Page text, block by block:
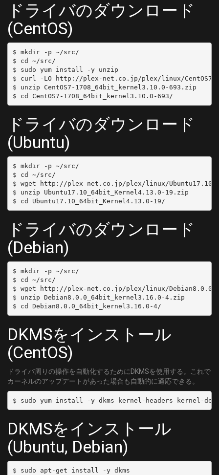
ドライバのダウンロード
(CentOS)
$ mkdir -p ~/src/
$ cd ~/src/
$ sudo yum install -y unzip
$ curl -LO http://plex-net.co.jp/plex/linux/CentOS7-
$ unzip CentOS7-1708_64bit_kernel3.10.0-693.zip
ドライバのダウンロード
(Ubuntu)
$ mkdir -p ~/src/
$ cd ~/src/
$ wget http://plex-net.co.jp/plex/linux/
$ unzip Ubuntu17.10_64bit_Kernel4.13.0-19.zip
ドライバのダウンロード
(Debian)
$ mkdir -p ~/src/
$ cd ~/src/
$ wget http://plex-net.co.jp/plex/linux/
$ unzip Debian8.0.0_64bit_kernel3.16.0-4.zip
DKMSをインストール
(CentOS)
ドライバ周りの操作を自動化するためにDKMSを使用する。これで
カーネルのアップデートがあった場合も自動的に適応できる。
DKMSをインストール
(Ubuntu, Debian)